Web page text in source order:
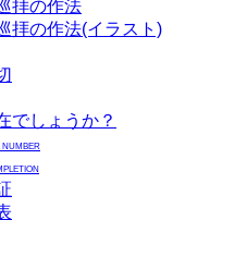
拝の作法
拝の作法(イラスト)
でしょうか？
NUMBER